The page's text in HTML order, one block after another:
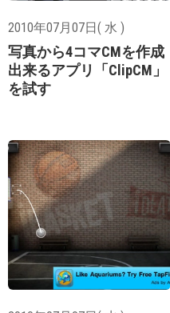
2010年07月07日( 水 )
写真から4コマCMを作成
出来るアプリ「ClipCM」
を試す